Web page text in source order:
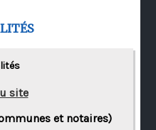
site
et notaires)